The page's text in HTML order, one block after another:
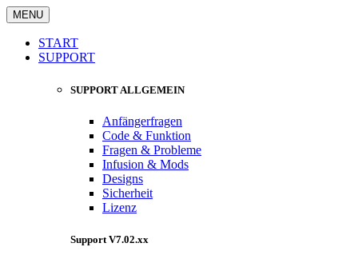
MENU
START
SUPPORT
SUPPORT ALLGEMEIN
Anfängerfragen
Code & Funktion
Fragen & Probleme
Infusion & Mods
Designs
Sicherheit
Lizenz
Support V7.02.xx